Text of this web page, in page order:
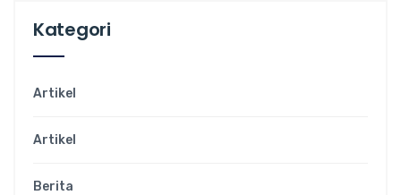
Kategori
Artikel
Artikel
Berita